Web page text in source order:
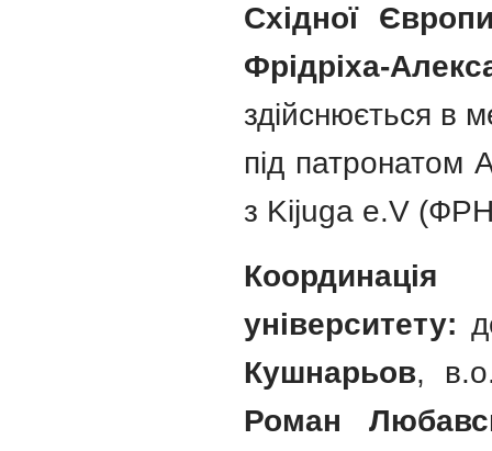
Східної
Фрідріха-
здійснюється в
під патронатом
з Kijuga e.V
університету:
Кушнарьов,
Роман